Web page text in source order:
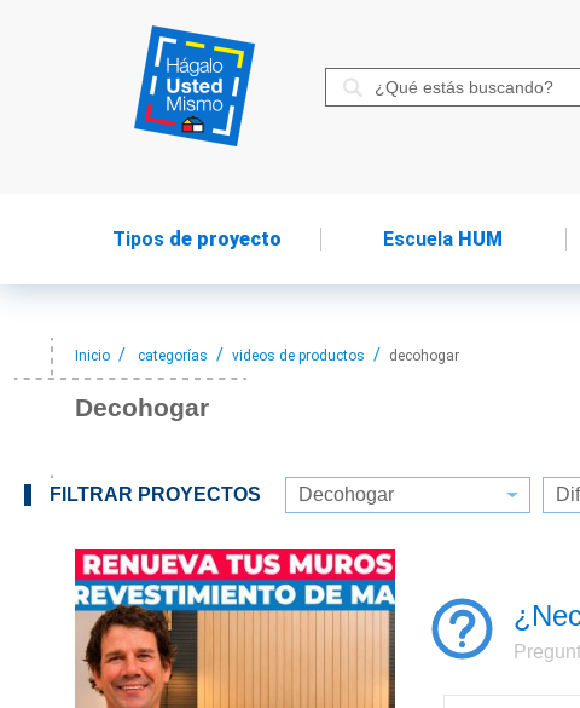
Tipos de proyecto Escuela HUM
Inicio categorías videos de productos decohogar
Decohogar
FILTRAR PROYECTOS